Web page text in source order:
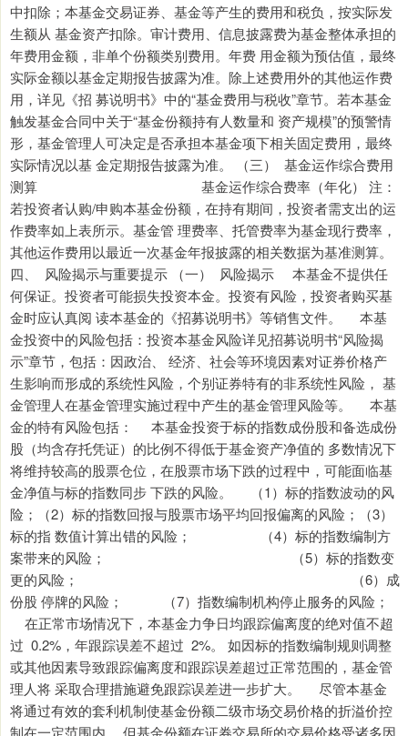
中扣除；本基金交易证券、基金等产生的费用和税负，按实际发
生额从 基金资产扣除。审计费用、信息披露费为基金整体承担的
年费用金额，非单个份额类别费用。年费 用金额为预估值，最终
实际金额以基金定期报告披露为准。除上述费用外的其他运作费
用，详见《招 募说明书》中的“基金费用与税收”章节。若本基金
触发基金合同中关于“基金份额持有人数量和 资产规模”的预警情
形，基金管理人可决定是否承担本基金项下相关固定费用，最终
实际情况以基 金定期报告披露为准。 （三） 基金运作综合费用
测算 基金运作综合费率（年化） 注：
若投资者认购/申购本基金份额，在持有期间，投资者需支出的运
作费率如上表所示。基金管 理费率、托管费率为基金现行费率，
其他运作费用以最近一次基金年报披露的相关数据为基准测算。
四、 风险揭示与重要提示 （一） 风险揭示 本基金不提供任
何保证。投资者可能损失投资本金。投资有风险，投资者购买基
金时应认真阅 读本基金的《招募说明书》等销售文件。 本基
金投资中的风险包括：投资本基金风险详见招募说明书“风险揭
示”章节，包括：因政治、 经济、社会等环境因素对证券价格产
生影响而形成的系统性风险，个别证券特有的非系统性风险， 基
金管理人在基金管理实施过程中产生的基金管理风险等。 本基
金的特有风险包括： 本基金投资于标的指数成份股和备选成份
股（均含存托凭证）的比例不得低于基金资产净值的 多数情况下
将维持较高的股票仓位，在股票市场下跌的过程中，可能面临基
金净值与标的指数同步 下跌的风险。 （1）标的指数波动的风
险；（2）标的指数回报与股票市场平均回报偏离的风险；（3）
标的指 数值计算出错的风险； （4）标的指数编制方
案带来的风险； （5）标的指数变
更的风险； （6）成
份股 停牌的风险； （7）指数编制机构停止服务的风险；
在正常市场情况下，本基金力争日均跟踪偏离度的绝对值不超
过 0.2%，年跟踪误差不超过 2%。 如因标的指数编制规则调整
或其他因素导致跟踪偏离度和跟踪误差超过正常范围的，基金管
理人将 采取合理措施避免跟踪误差进一步扩大。 尽管本基金
将通过有效的套利机制使基金份额二级市场交易价格的折溢价控
制在一定范围内， 但基金份额在证券交易所的交易价格受诸多因